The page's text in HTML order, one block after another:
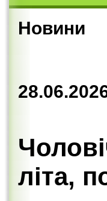
Новини
літа,